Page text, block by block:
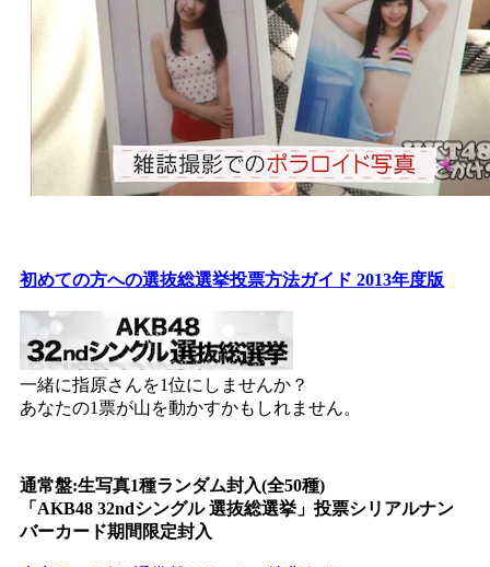
初めての方への選抜総選挙投票方法ガイド 2013年度版
一緒に指原さんを1位にしませんか？
あなたの1票が山を動かすかもしれません。
通常盤:生写真1種ランダム封入(全50種)
「AKB48 32ndシングル 選抜総選挙」投票シリアルナン
バーカード期間限定封入